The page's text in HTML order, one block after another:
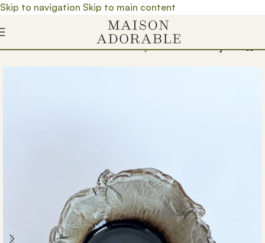
Skip to navigation Skip to main content
/ Prodavnica/ Proizvedeno u Srbiji/ Proizvodi/ Činije